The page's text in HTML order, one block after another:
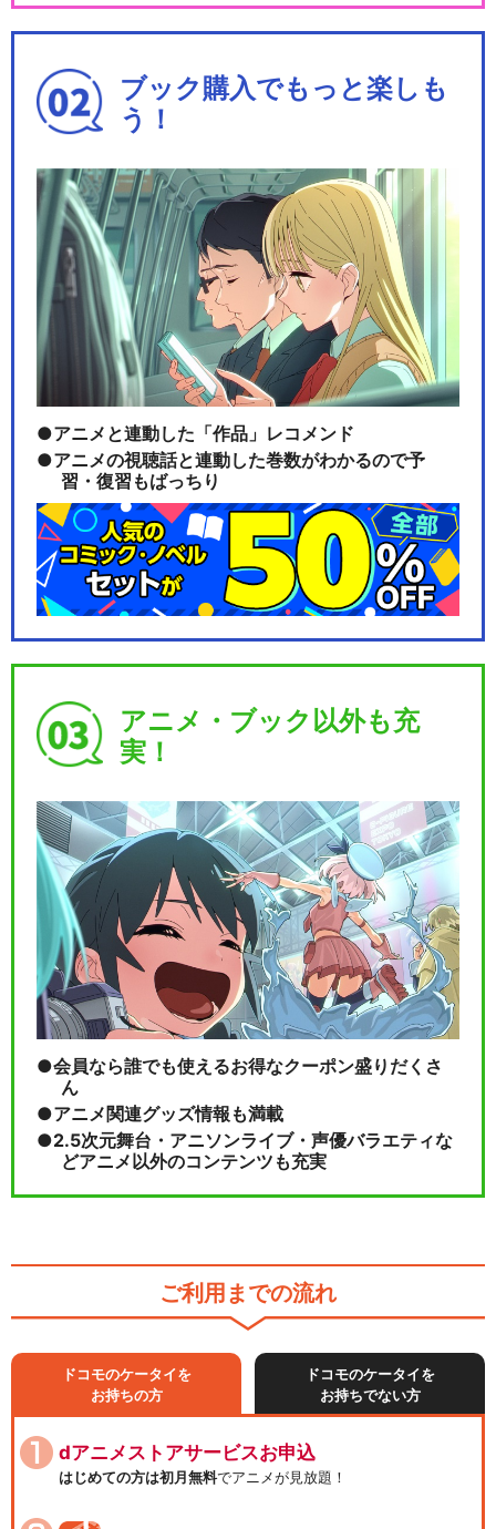
ブック購入でもっと楽しも
う！
アニメと連動した「作品」レコメンド
アニメの視聴話と連動した巻数がわかるので予
習・復習もばっちり
アニメ・ブック以外も充
実！
会員なら誰でも使えるお得なクーポン盛りだくさ
ん
アニメ関連グッズ情報も満載
2.5次元舞台・アニソンライブ・声優バラエティな
どアニメ以外のコンテンツも充実
ご利用までの流れ
ドコモのケータイを
お持ちの方
ドコモのケータイを
お持ちでない方
dアニメストアサービスお申込
はじめての方は初月無料でアニメが見放題！